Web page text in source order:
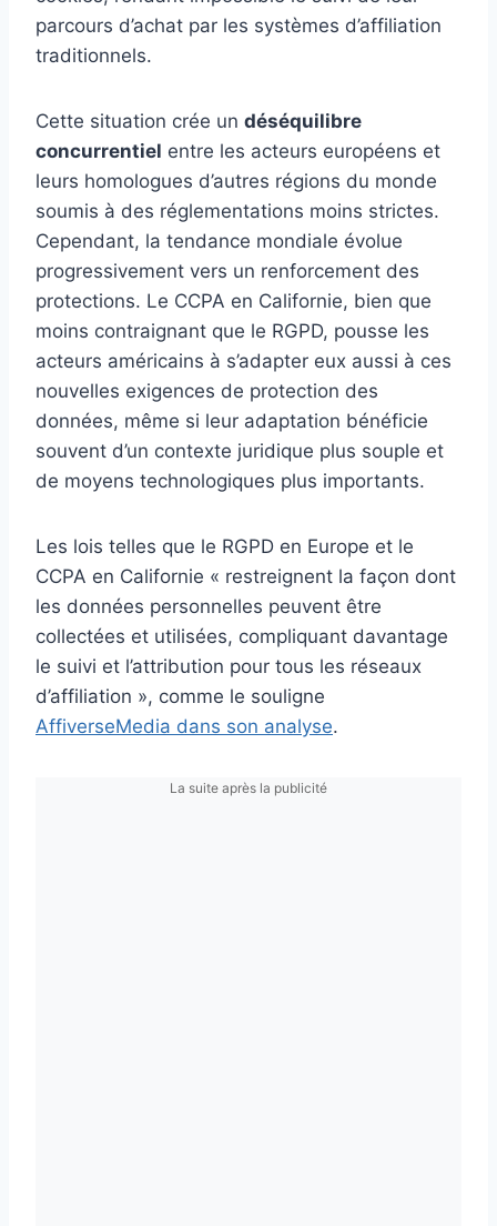
parcours d’achat par les systèmes d’affiliation
traditionnels.
Cette situation crée un déséquilibre
concurrentiel entre les acteurs européens et
leurs homologues d’autres régions du monde
soumis à des réglementations moins strictes.
Cependant, la tendance mondiale évolue
progressivement vers un renforcement des
protections. Le CCPA en Californie, bien que
moins contraignant que le RGPD, pousse les
acteurs américains à s’adapter eux aussi à ces
nouvelles exigences de protection des
données, même si leur adaptation bénéficie
souvent d’un contexte juridique plus souple et
de moyens technologiques plus importants.
Les lois telles que le RGPD en Europe et le
CCPA en Californie « restreignent la façon dont
les données personnelles peuvent être
collectées et utilisées, compliquant davantage
le suivi et l’attribution pour tous les réseaux
d’affiliation », comme le souligne
AffiverseMedia dans son analyse.
La suite après la publicité